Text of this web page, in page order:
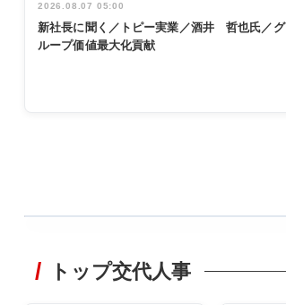
2026.08.07 05:00
新社長に聞く／トピー実業／酒井 哲也氏／グ
ループ価値最大化貢献
非鉄業界で
トップ交代人事